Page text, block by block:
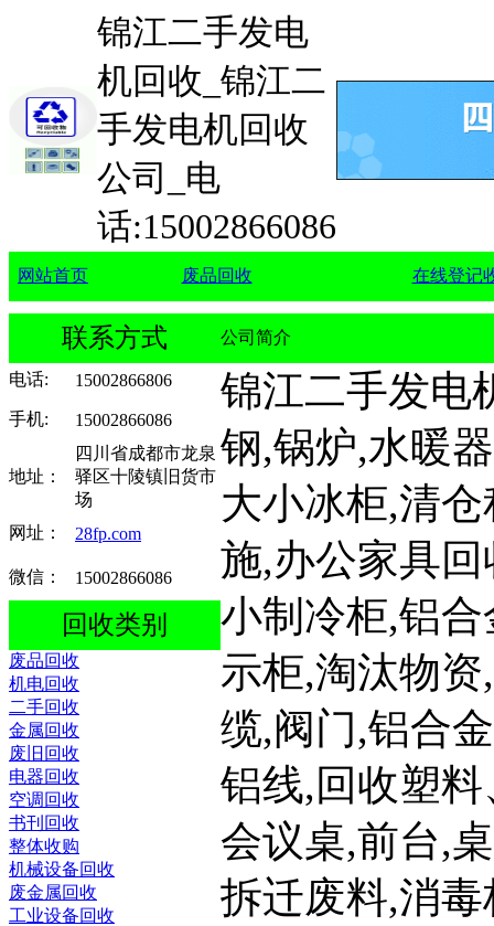
锦江二手发电
机回收_锦江二
手发电机回收
公司_电
话:15002866086
网站首页 废品回收 在线登记
联系方式
电话: 15002866806
手机: 15002866086
地址：
四川省成都市龙泉
驿区十陵镇旧货市
场
网址：
28fp.com
微信： 15002866086
回收类别
废品回收
机电回收
二手回收
金属回收
废旧回收
电器回收
空调回收
书刊回收
整体收购
机械设备回收
废金属回收
工业设备回收
公司简介
锦江二手发电
钢,锅炉,水暖
大小冰柜,清
施,办公家具
小制冷柜,铝
示柜,淘汰物
缆,阀门,铝合
铝线,回收塑
会议桌,前台,
拆迁废料,消